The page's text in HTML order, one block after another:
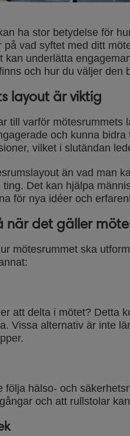
ha stor betydelse för
vad syftet med ditt
kan underlätta
och hur du väljer den
layout är viktig
till varför mötesrummets
och kunna
vilket i slutändan
än vad man
Det kan hjälpa
för nya idéer och
det gäller
mötesrummet ska
att delta i mötet? Detta
Vissa alternativ är inte
följa hälso- och
och att rullstolar